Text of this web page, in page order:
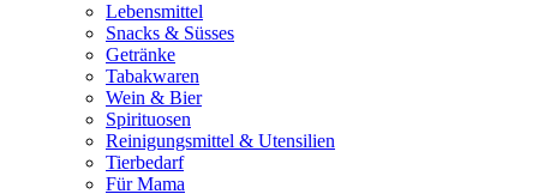
Lebensmittel
Snacks & Süsses
Getränke
Tabakwaren
Wein & Bier
Spirituosen
Reinigungsmittel & Utensilien
Tierbedarf
Für Mama